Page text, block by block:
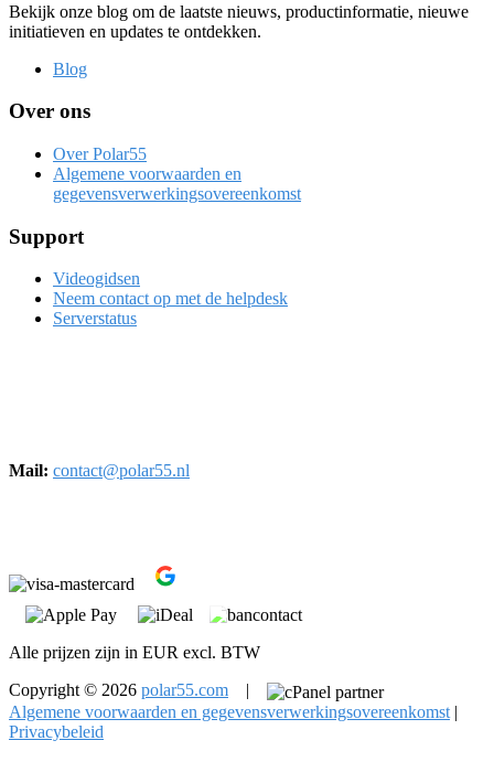
Bekijk onze blog om de laatste nieuws, productinformatie, nieuwe
initiatieven en updates te ontdekken.
Blog
Over ons
Over Polar55
Algemene voorwaarden en
gegevensverwerkingsovereenkomst
Support
Videogidsen
Neem contact op met de helpdesk
Serverstatus
Mail: contact@polar55.nl
Alle prijzen zijn in EUR excl. BTW
Copyright © 2026 polar55.com |
Algemene voorwaarden en gegevensverwerkingsovereenkomst |
Privacybeleid